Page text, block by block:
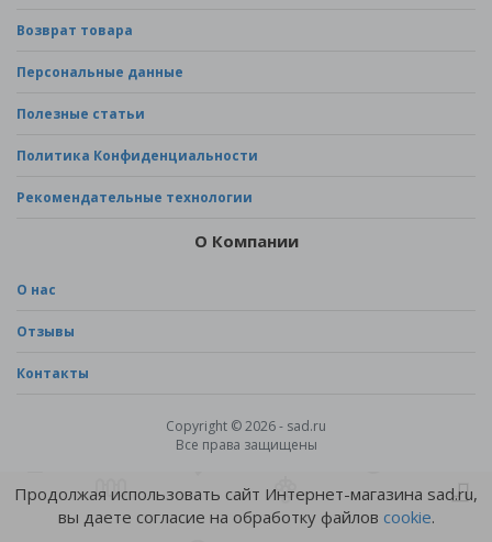
Возврат товара
Персональные данные
Полезные статьи
Политика Конфиденциальности
Рекомендательные технологии
О Компании
О нас
Отзывы
Контакты
Copyright © 2026 - sad.ru
Все права защищены
Продолжая использовать сайт Интернет-магазина sad.ru,
вы даете согласие на обработку файлов cookie.